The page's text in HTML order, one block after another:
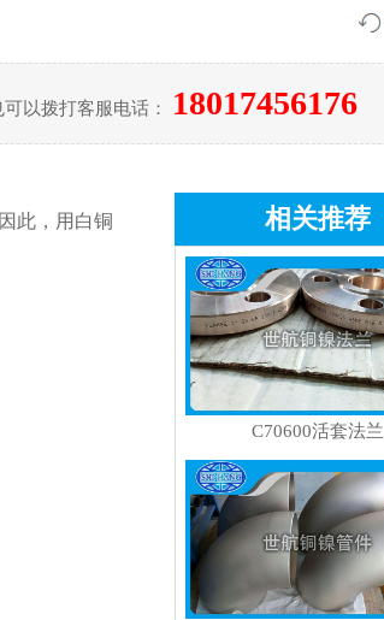
以拨打客服电话： 18017456176
此，用白铜
相关推荐
C70600活套法兰